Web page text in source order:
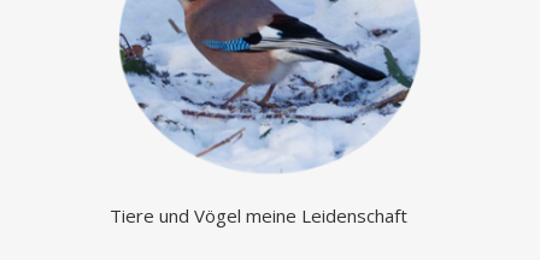
Tiere und Vögel meine Leidenschaft